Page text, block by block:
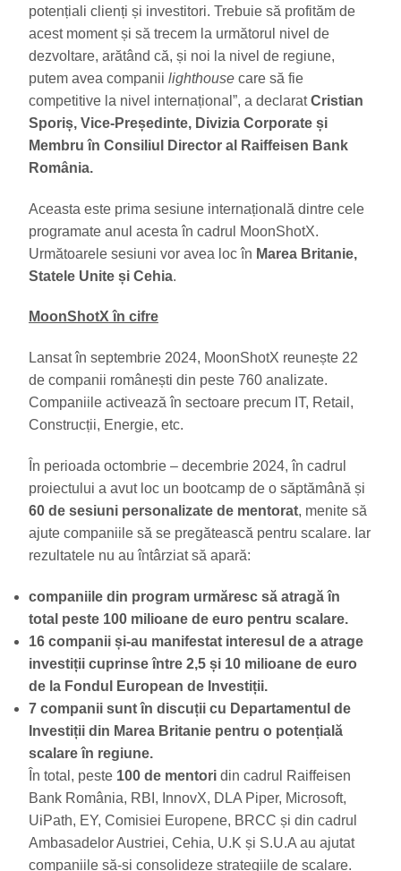
potențiali clienți și investitori. Trebuie să profităm de
acest moment și să trecem la următorul nivel de
dezvoltare, arătând că, și noi la nivel de regiune,
putem avea companii lighthouse care să fie
competitive la nivel internațional”, a declaratCristian
Sporiș, Vice-Președinte, Divizia Corporate și
Membru în Consiliul Director al Raiffeisen Bank
România.
Aceasta este prima sesiune internațională dintre cele
programate anul acesta în cadrul MoonShotX.
Următoarele sesiuni vor avea loc în Marea Britanie,
Statele Unite și Cehia.
MoonShotX în cifre
Lansat în septembrie 2024, MoonShotX reunește 22
de companii românești din peste 760 analizate.
Companiile activează în sectoare precum IT, Retail,
Construcții, Energie, etc.
În perioada octombrie – decembrie 2024, în cadrul
proiectului a avut loc un bootcamp de o săptămână și
60 de sesiuni personalizate de mentorat, menite să
ajute companiile să se pregătească pentru scalare. Iar
rezultatele nu au întârziat să apară:
companiile din program urmăresc să atragă în
total peste 100 milioane de euro pentru scalare.
16 companii și-au manifestat interesul de a atrage
investiții cuprinse între 2,5 și 10 milioane de euro
de la Fondul European de Investiții.
7 companii sunt în discuții cu Departamentul de
Investiții din Marea Britanie pentru o potențială
scalare în regiune.
În total, peste 100 de mentori din cadrul Raiffeisen
Bank România, RBI, InnovX, DLA Piper, Microsoft,
UiPath, EY, Comisiei Europene, BRCC și din cadrul
Ambasadelor Austriei, Cehia, U.K și S.U.A au ajutat
companiile să-și consolideze strategiile de scalare.